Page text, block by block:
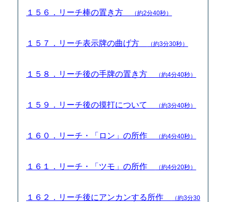
１５６．リーチ棒の置き方 （約2分40秒）
１５７．リーチ表示牌の曲げ方 （約3分30秒）
１５８．リーチ後の手牌の置き方 （約4分40秒）
１５９．リーチ後の摸打について （約3分40秒）
１６０．リーチ・「ロン」の所作 （約4分40秒）
１６１．リーチ・「ツモ」の所作 （約4分20秒）
１６２．リーチ後にアンカンする所作
（約3分30